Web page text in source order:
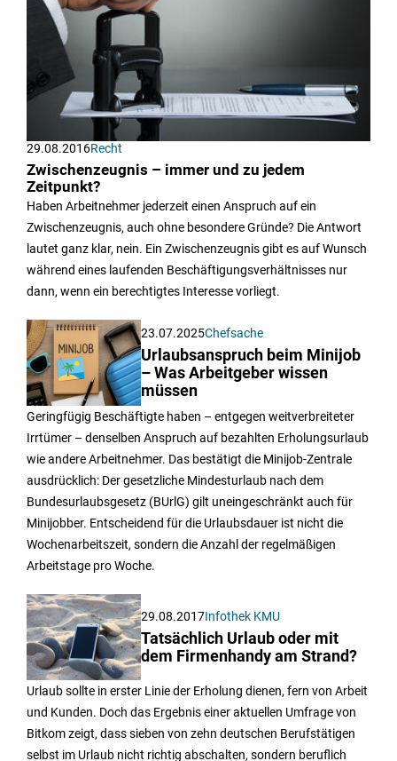
29.08.2016Recht
Zwischenzeugnis – immer und zu jedem
Zeitpunkt?
Haben Arbeitnehmer jederzeit einen Anspruch auf ein
Zwischenzeugnis, auch ohne besondere Gründe? Die Antwort
lautet ganz klar, nein. Ein Zwischenzeugnis gibt es auf Wunsch
während eines laufenden Beschäftigungsverhältnisses nur
dann, wenn ein berechtigtes Interesse vorliegt.
23.07.2025Chefsache
Urlaubsanspruch beim Minijob
– Was Arbeitgeber wissen
müssen
Geringfügig Beschäftigte haben – entgegen weitverbreiteter
Irrtümer – denselben Anspruch auf bezahlten Erholungsurlaub
wie andere Arbeitnehmer. Das bestätigt die Minijob-Zentrale
ausdrücklich: Der gesetzliche Mindesturlaub nach dem
Bundesurlaubsgesetz (BUrlG) gilt uneingeschränkt auch für
Minijobber. Entscheidend für die Urlaubsdauer ist nicht die
Wochenarbeitszeit, sondern die Anzahl der regelmäßigen
Arbeitstage pro Woche.
29.08.2017Infothek KMU
Tatsächlich Urlaub oder mit
dem Firmenhandy am Strand?
Urlaub sollte in erster Linie der Erholung dienen, fern von Arbeit
und Kunden. Doch das Ergebnis einer aktuellen Umfrage von
Bitkom zeigt, dass sieben von zehn deutschen Berufstätigen
selbst im Urlaub nicht richtig abschalten, sondern beruflich